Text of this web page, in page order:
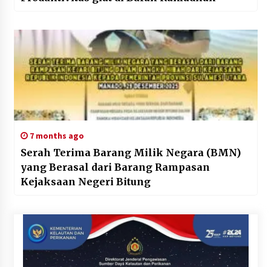
7 months ago
Serah Terima Barang Milik Negara (BMN)
yang Berasal dari Barang Rampasan
Kejaksaan Negeri Bitung